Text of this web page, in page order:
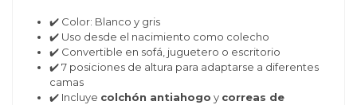
✔️ Color: Blanco y gris
✔️ Uso desde el nacimiento como colecho
✔️ Convertible en sofá, juguetero o escritorio
✔️ 7 posiciones de altura para adaptarse a diferentes
camas
✔️ Incluye colchón antiahogo y correas de